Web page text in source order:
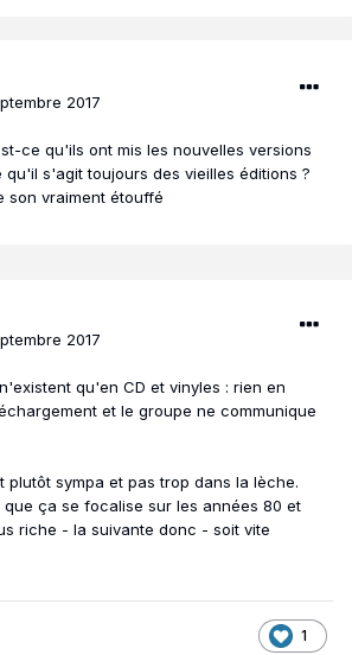
2017
ce qu'ils ont mis les nouvelles versions
s'agit toujours des vieilles éditions ?
son vraiment étouffé
2017
qu'en CD et vinyles : rien en
et le groupe ne communique
plutôt sympa et pas trop dans la lèche.
que ça se focalise sur les années 80 et
riche - la suivante donc - soit vite
1